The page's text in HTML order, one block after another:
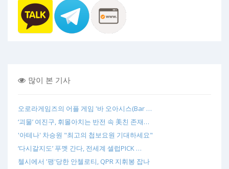
많이 본 기사
오로라게임즈의 어플 게임 '바 오아시스(Bar …
‘괴물’ 여진구, 휘몰아치는 반전 속 美친 존재…
'아테나' 차승원 "최고의 첩보요원 기대하세요"
‘다시갈지도’ 푸껫 간다, 전세계 셀럽PICK …
첼시에서 '팽'당한 안첼로티, QPR 지휘봉 잡나